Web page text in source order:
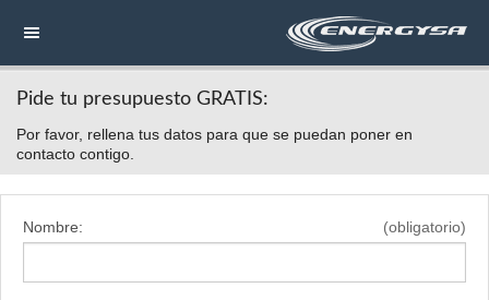
NAVEGACIÓN
HOME
Pide tu presupuesto GRATIS:
Por favor, rellena tus datos para que se puedan poner en
contacto contigo.
Nombre: (obligatorio)